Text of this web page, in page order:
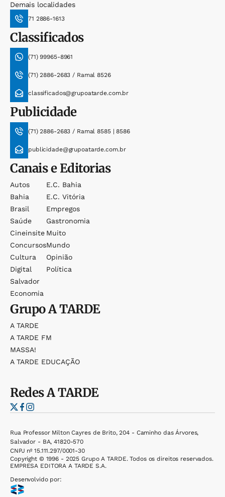
Demais localidades
71 2886-1613
Classificados
(71) 99965-8961
(71) 2886-2683 / Ramal 8526
classificados@grupoatarde.com.br
Publicidade
(71) 2886-2683 / Ramal 8585 | 8586
publicidade@grupoatarde.com.br
Canais e Editorias
Autos
Bahia
Brasil
Saúde
Cineinsite
Concursos
Cultura
Digital
Salvador
Economia
E.c. Bahia
E.c. Vitória
Empregos
Gastronomia
Muito
Mundo
Opinião
Política
GrupoA TARDE
A TARDE
A TARDE FM
MASSA!
A TARDE EDUCAÇÃO
RedesA TARDE
Rua Professor Milton Cayres de Brito, 204 - Caminho das Árvores,
Salvador - BA, 41820-570
CNPJ nº 15.111.297/0001-30
Copyright © 1996 - 2025 Grupo A TARDE. Todos os direitos reservados.
EMPRESA EDITORA A TARDE S.A.
Desenvolvido por: